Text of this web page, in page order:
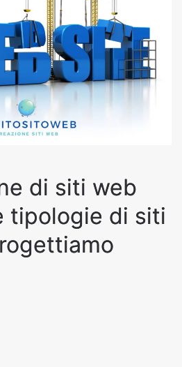
di siti web
tipologie di siti